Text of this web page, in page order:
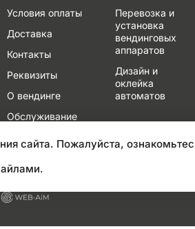
сайта. Пожалуйста,
Условия оплаты
Доставка
Контакты
Реквизиты
О вендинге
Обслуживание
Перевозка и
установка
вендинговых
аппаратов
Дизайн и
оклейка
автоматов